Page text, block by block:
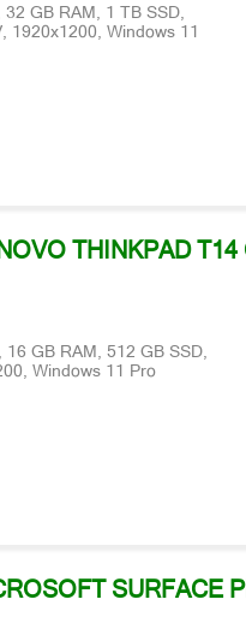
GB RAM, 1 TB SSD,
1920x1200, Windows 11
THINKPAD T14
GB RAM, 512 GB SSD,
Windows 11 Pro
SURFACE